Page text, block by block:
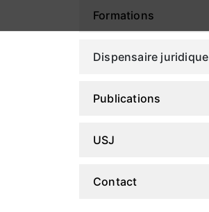
Formations
Dispensaire juridique
Publications
USJ
Contact